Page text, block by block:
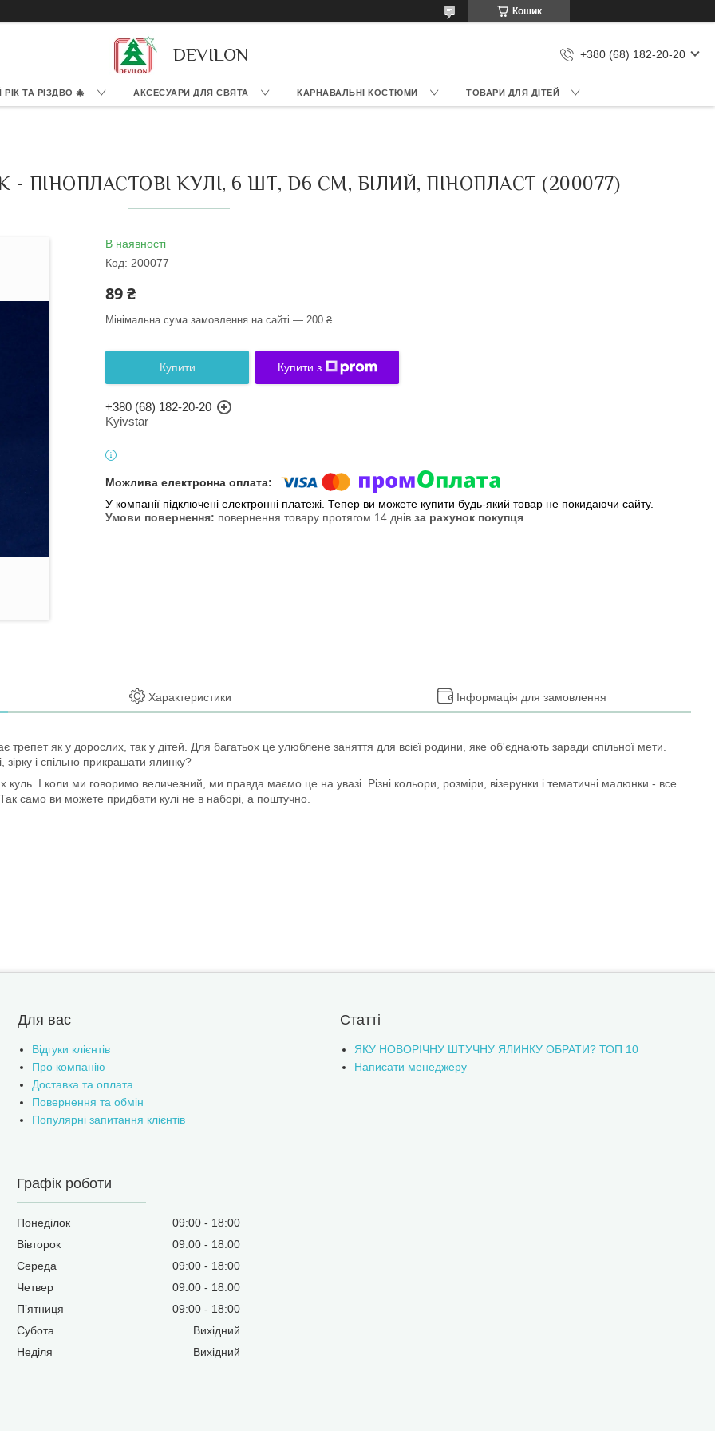
Кошик
DEVILON +380 (68) 182-20-20
ТА РІЗДВО 🎄 АКСЕСУАРИ ДЛЯ СВЯТА КАРНАВАЛЬНІ КОСТЮМИ ТОВАРИ ДЛЯ ДІТЕЙ
ПІНОПЛАСТОВІ КУЛІ, 6 ШТ, D6 СМ, БІЛИЙ, ПІНОПЛАСТ (200077)
В наявності
Код: 200077
89 ₴
Мінімальна сума замовлення на сайті — 200 ₴
Купити Купити з
+380 (68) 182-20-20
Kyivstar
У компанії підключені електронні платежі. Тепер ви можете купити будь-який товар не покидаючи сайту.
повернення товару протягом 14 днів за рахунок покупця
Характеристики Інформація для замовлення
як у дорослих, так у дітей. Для багатьох це улюблене заняття для всієї родини, яке об'єднають заради спільної мети.
зірку і спільно прикрашати ялинку?
І коли ми говоримо величезний, ми правда маємо це на увазі. Різні кольори, розміри, візерунки і тематичні малюнки - все
само ви можете придбати кулі не в наборі, а поштучно.
Для вас
Відгуки клієнтів
Про компанію
Доставка та оплата
Повернення та обмін
Популярні запитання клієнтів
Статті
ЯКУ НОВОРІЧНУ ШТУЧНУ ЯЛИНКУ ОБРАТИ? ТОП 10
Написати менеджеру
Графік роботи
Понеділок 09:00
18:00
Вівторок
09:00
18:00
Середа
09:00
18:00
Четвер
09:00
18:00
Пʼятниця
09:00
18:00
Субота
Вихідний
Неділя
Вихідний